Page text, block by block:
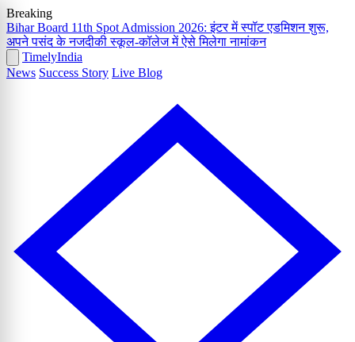
Breaking
Bihar Board 11th Spot Admission 2026: इंटर में स्पॉट एडमिशन शुरू,
अपने पसंद के नजदीकी स्कूल-कॉलेज में ऐसे मिलेगा नामांकन
TimelyIndia
News Success Story Live Blog